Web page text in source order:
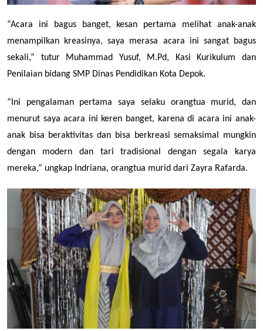
“Acara ini bagus banget, kesan pertama melihat anak-anak
menampilkan kreasinya, saya merasa acara ini sangat bagus
sekali,” tutur Muhammad Yusuf, M.Pd, Kasi Kurikulum dan
Penilaian bidang SMP Dinas Pendidikan Kota Depok.
“Ini pengalaman pertama saya selaku orangtua murid, dan
menurut saya acara ini keren banget, karena di acara ini anak-
anak bisa beraktivitas dan bisa berkreasi semaksimal mungkin
dengan modern dan tari tradisional dengan segala karya
mereka,” ungkap Indriana, orangtua murid dari Zayra Rafarda.